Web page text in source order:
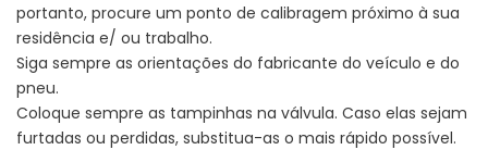
portanto, procure um ponto de calibragem próximo à sua
residência e/ ou trabalho.
Siga sempre as orientações do fabricante do veículo e do
pneu.
Coloque sempre as tampinhas na válvula. Caso elas sejam
furtadas ou perdidas, substitua-as o mais rápido possível.